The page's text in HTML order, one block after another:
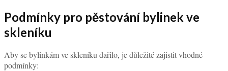
Podmínky pro pěstování bylinek ve
skleníku
Aby se bylinkám ve skleníku dařilo, je důležité zajistit vhodné
podmínky: